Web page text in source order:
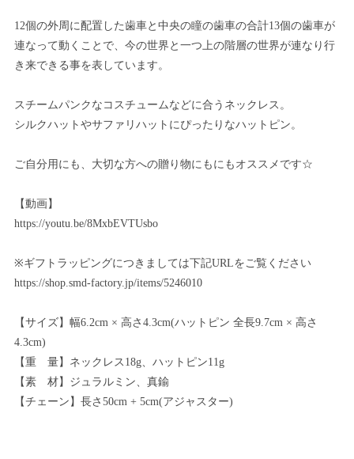
12個の外周に配置した歯車と中央の瞳の歯車の合計13個の歯車が
連なって動くことで、今の世界と一つ上の階層の世界が連なり行
き来できる事を表しています。
スチームパンクなコスチュームなどに合うネックレス。
シルクハットやサファリハットにぴったりなハットピン。
ご自分用にも、大切な方への贈り物にもにもオススメです☆
【動画】
https://youtu.be/8MxbEVTUsbo
※ギフトラッピングにつきましては下記URLをご覧ください
https://shop.smd-factory.jp/items/5246010
【サイズ】幅6.2cm × 高さ4.3cm(ハットピン 全長9.7cm × 高さ
4.3cm)
【重 量】ネックレス18g、ハットピン11g
【素 材】ジュラルミン、真鍮
【チェーン】長さ50cm + 5cm(アジャスター)